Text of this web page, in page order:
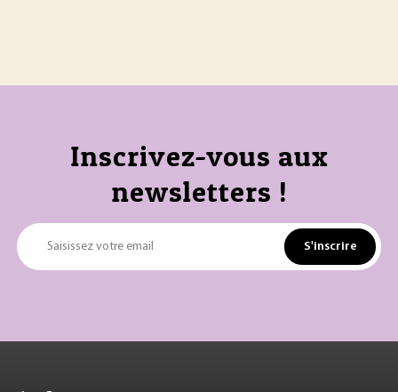
Inscrivez-vous aux
newsletters !
Saisissez votre email S'inscrire